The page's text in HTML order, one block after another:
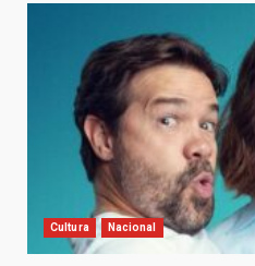
Cultura Nacional